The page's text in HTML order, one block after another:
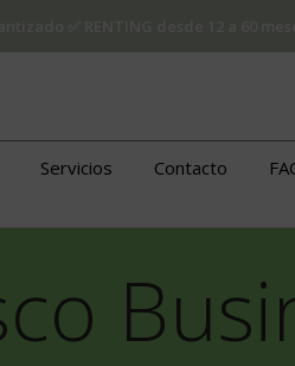
Servicios Contacto